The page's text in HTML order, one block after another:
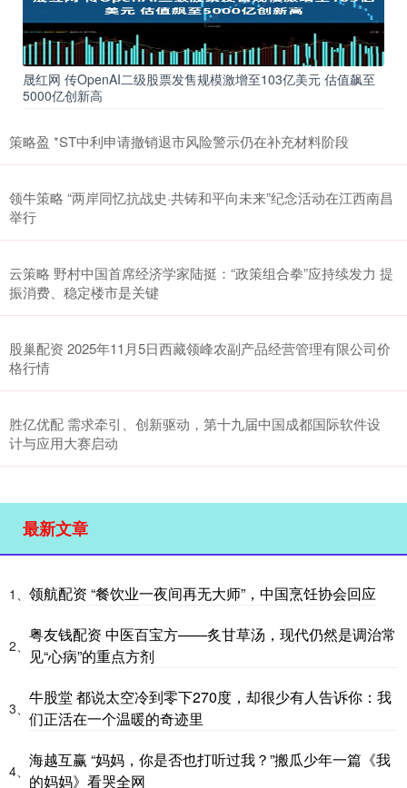
晟红网 传OpenAI二级股票发售规模激增至103亿美元 估值飙至
5000亿创新高
策略盈 *ST中利申请撤销退市风险警示仍在补充材料阶段
领牛策略 “两岸同忆抗战史·共铸和平向未来”纪念活动在江西南昌
举行
云策略 野村中国首席经济学家陆挺：“政策组合拳”应持续发力 提
振消费、稳定楼市是关键
股巢配资 2025年11月5日西藏领峰农副产品经营管理有限公司价
格行情
胜亿优配 需求牵引、创新驱动，第十九届中国成都国际软件设
计与应用大赛启动
最新文章
1、 领航配资 “餐饮业一夜间再无大师”，中国烹饪协会回应
2、
粤友钱配资 中医百宝方——炙甘草汤，现代仍然是调治常
见“心病”的重点方剂
3、
牛股堂 都说太空冷到零下270度，却很少有人告诉你：我
们正活在一个温暖的奇迹里
4、
海越互赢 “妈妈，你是否也打听过我？”搬瓜少年一篇《我
的妈妈》看哭全网